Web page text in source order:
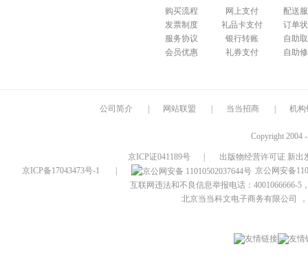
购买流程
发票制度
服务协议
会员优惠
网上支付
礼品卡支付
银行转账
礼券支付
配送
订单
自助
自助
公司简介 网站联盟 当当招商 机构
Copyright 2004
京ICP证041189号
出版物经营许可证 新出
京ICP备17043473号-1
京公网安备
互联网违法和不良信息举报电话：4001066666-5
北京当当科文电子商务有限公司